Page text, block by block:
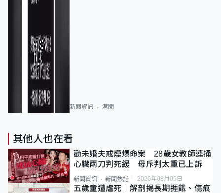
新聞資訊 港聞
其他人也在看
勸未婚夫戒煙爆命案 28歲女教師連捅
心臟兩刀判死緩 母斥判太重已上訴
新聞資訊 新聞熱話 2026年08月05日
五歲童遭虐死｜解剖揭長期捱餓、傷痕